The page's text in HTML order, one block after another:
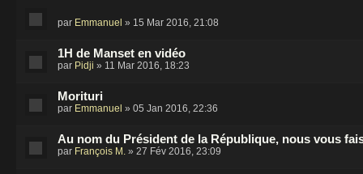
par Emmanuel » 15 Mar 2016, 21:08
1H de Manset en vidéo
par Pidji » 11 Mar 2016, 18:23
Morituri
par Emmanuel » 05 Jan 2016, 22:36
Au nom du Président de la République, nous vous
par François M. » 27 Fév 2016, 23:09